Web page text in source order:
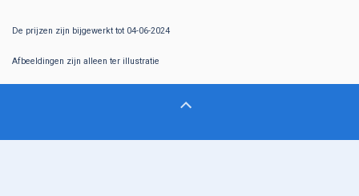
De prijzen zijn bijgewerkt tot 04-06-2024
Afbeeldingen zijn alleen ter illustratie